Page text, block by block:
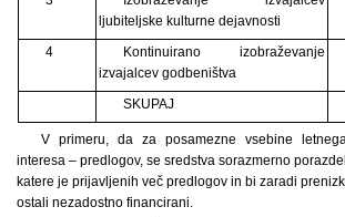
ljubiteljske kulturne dejavnosti
4
Kontinuirano izobraževanje
izvajalcev godbeništva
SKUPAJ
V primeru, da za posamezne vsebine
interesa – predlogov, se sredstva sorazmerno
katere je prijavljenih več predlogov in bi zaradi
ostali nezadostno financirani.